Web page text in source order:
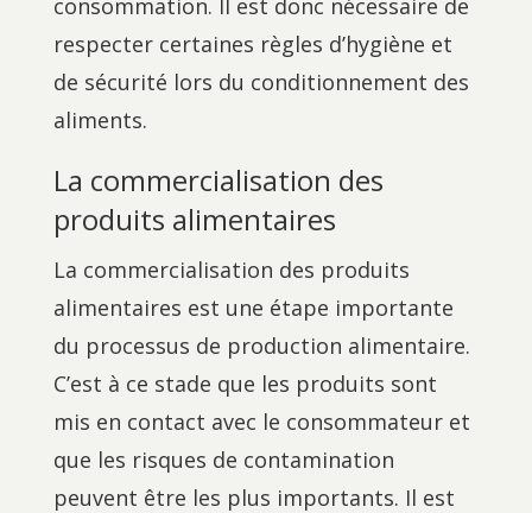
consommation. Il est donc nécessaire de
respecter certaines règles d’hygiène et
de sécurité lors du conditionnement des
aliments.
La commercialisation des
produits alimentaires
La commercialisation des produits
alimentaires est une étape importante
du processus de production alimentaire.
C’est à ce stade que les produits sont
mis en contact avec le consommateur et
que les risques de contamination
peuvent être les plus importants. Il est